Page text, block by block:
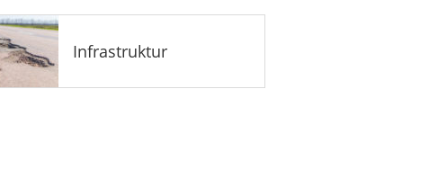
Infrastruktur